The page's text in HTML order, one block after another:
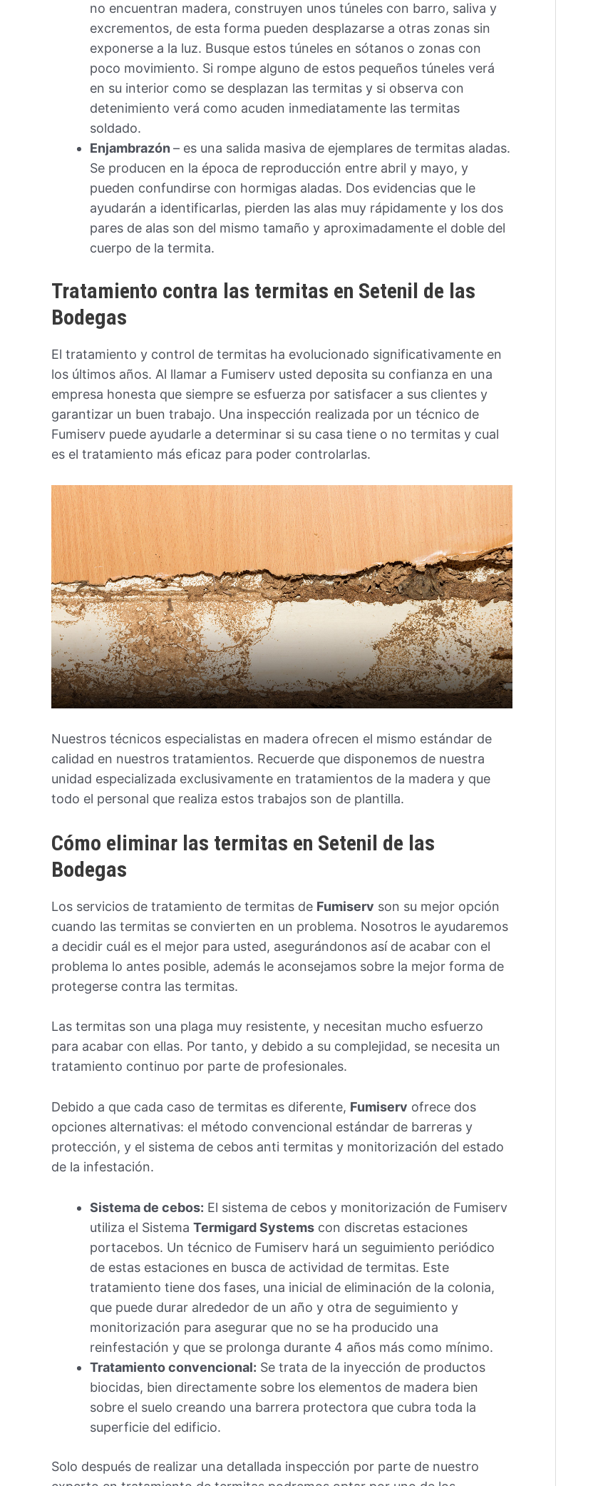
no encuentran madera, construyen unos túneles con barro, saliva y
excrementos, de esta forma pueden desplazarse a otras zonas sin
exponerse a la luz. Busque estos túneles en sótanos o zonas con
poco movimiento. Si rompe alguno de estos pequeños túneles verá
en su interior como se desplazan las termitas y si observa con
detenimiento verá como acuden inmediatamente las termitas
soldado.
Enjambrazón – es una salida masiva de ejemplares de termitas aladas.
Se producen en la época de reproducción entre abril y mayo, y
pueden confundirse con hormigas aladas. Dos evidencias que le
ayudarán a identificarlas, pierden las alas muy rápidamente y los dos
pares de alas son del mismo tamaño y aproximadamente el doble del
cuerpo de la termita.
Tratamiento contra las termitas en Setenil de las
Bodegas
El tratamiento y control de termitas ha evolucionado significativamente en
los últimos años. Al llamar a Fumiserv usted deposita su confianza en una
empresa honesta que siempre se esfuerza por satisfacer a sus clientes y
garantizar un buen trabajo. Una inspección realizada por un técnico de
Fumiserv puede ayudarle a determinar si su casa tiene o no termitas y cual
es el tratamiento más eficaz para poder controlarlas.
Nuestros técnicos especialistas en madera ofrecen el mismo estándar de
calidad en nuestros tratamientos. Recuerde que disponemos de nuestra
unidad especializada exclusivamente en tratamientos de la madera y que
todo el personal que realiza estos trabajos son de plantilla.
Cómo eliminar las termitas en Setenil de las
Bodegas
Los servicios de tratamiento de termitas de Fumiserv son su mejor opción
cuando las termitas se convierten en un problema. Nosotros le ayudaremos
a decidir cuál es el mejor para usted, asegurándonos así de acabar con el
problema lo antes posible, además le aconsejamos sobre la mejor forma de
protegerse contra las termitas.
Las termitas son una plaga muy resistente, y necesitan mucho esfuerzo
para acabar con ellas. Por tanto, y debido a su complejidad, se necesita un
tratamiento continuo por parte de profesionales.
Debido a que cada caso de termitas es diferente, Fumiserv ofrece dos
opciones alternativas: el método convencional estándar de barreras y
protección, y el sistema de cebos anti termitas y monitorización del estado
de la infestación.
Sistema de cebos: El sistema de cebos y monitorización de Fumiserv
utiliza el Sistema Termigard Systems con discretas estaciones
portacebos. Un técnico de Fumiserv hará un seguimiento periódico
de estas estaciones en busca de actividad de termitas. Este
tratamiento tiene dos fases, una inicial de eliminación de la colonia,
que puede durar alrededor de un año y otra de seguimiento y
monitorización para asegurar que no se ha producido una
reinfestación y que se prolonga durante 4 años más como mínimo.
Tratamiento convencional: Se trata de la inyección de productos
biocidas, bien directamente sobre los elementos de madera bien
sobre el suelo creando una barrera protectora que cubra toda la
superficie del edificio.
Solo después de realizar una detallada inspección por parte de nuestro